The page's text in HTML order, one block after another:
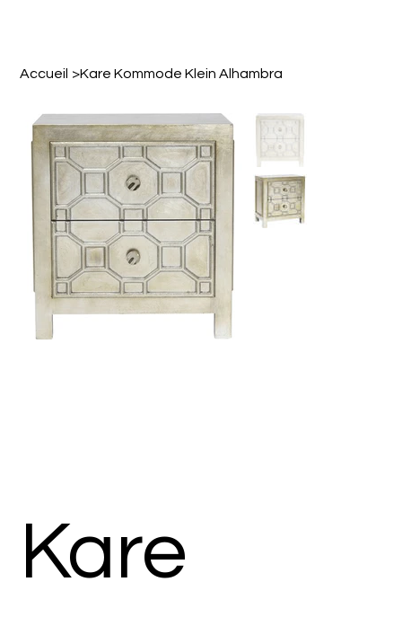
Accueil >Kare Kommode Klein Alhambra
Kare